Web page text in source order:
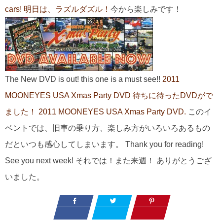
cars! 明日は、ラズルダズル！ 今から楽しみです！
The New DVD is out! this one is a must see!! 2011
MOONEYES USA Xmas Party DVD 待ちに待ったDVDがで
ました！
2011 MOONEYES USA Xmas Party DVD. このイ
ベントでは、旧車の乗り方、楽しみ方がいろいろあるもの
だといつも感心してしまいます。 Thank you for reading!
See you next week! それでは！また来週！ ありがとうござ
いました。